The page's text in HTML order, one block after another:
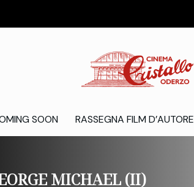
SOON RASSEGNA FILM D’AUTORE
MICHAEL (II)